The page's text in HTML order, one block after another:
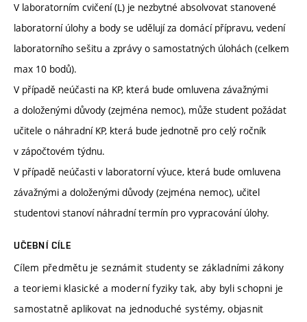
V laboratorním cvičení (L) je nezbytné absolvovat stanovené
laboratorní úlohy a body se udělují za domácí přípravu, vedení
laboratorního sešitu a zprávy o samostatných úlohách (celkem
max 10 bodů).
V případě neúčasti na KP, která bude omluvena závažnými
a doloženými důvody (zejména nemoc), může student požádat
učitele o náhradní KP, která bude jednotně pro celý ročník
v zápočtovém týdnu.
V případě neúčasti v laboratorní výuce, která bude omluvena
závažnými a doloženými důvody (zejména nemoc), učitel
studentovi stanoví náhradní termín pro vypracování úlohy.
UČEBNÍ CÍLE
Cílem předmětu je seznámit studenty se základními zákony
a teoriemi klasické a moderní fyziky tak, aby byli schopni je
samostatně aplikovat na jednoduché systémy, objasnit